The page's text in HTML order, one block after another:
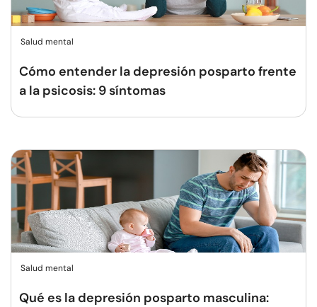
Salud mental
Cómo entender la depresión posparto frente
a la psicosis: 9 síntomas
Salud mental
Qué es la depresión posparto masculina: